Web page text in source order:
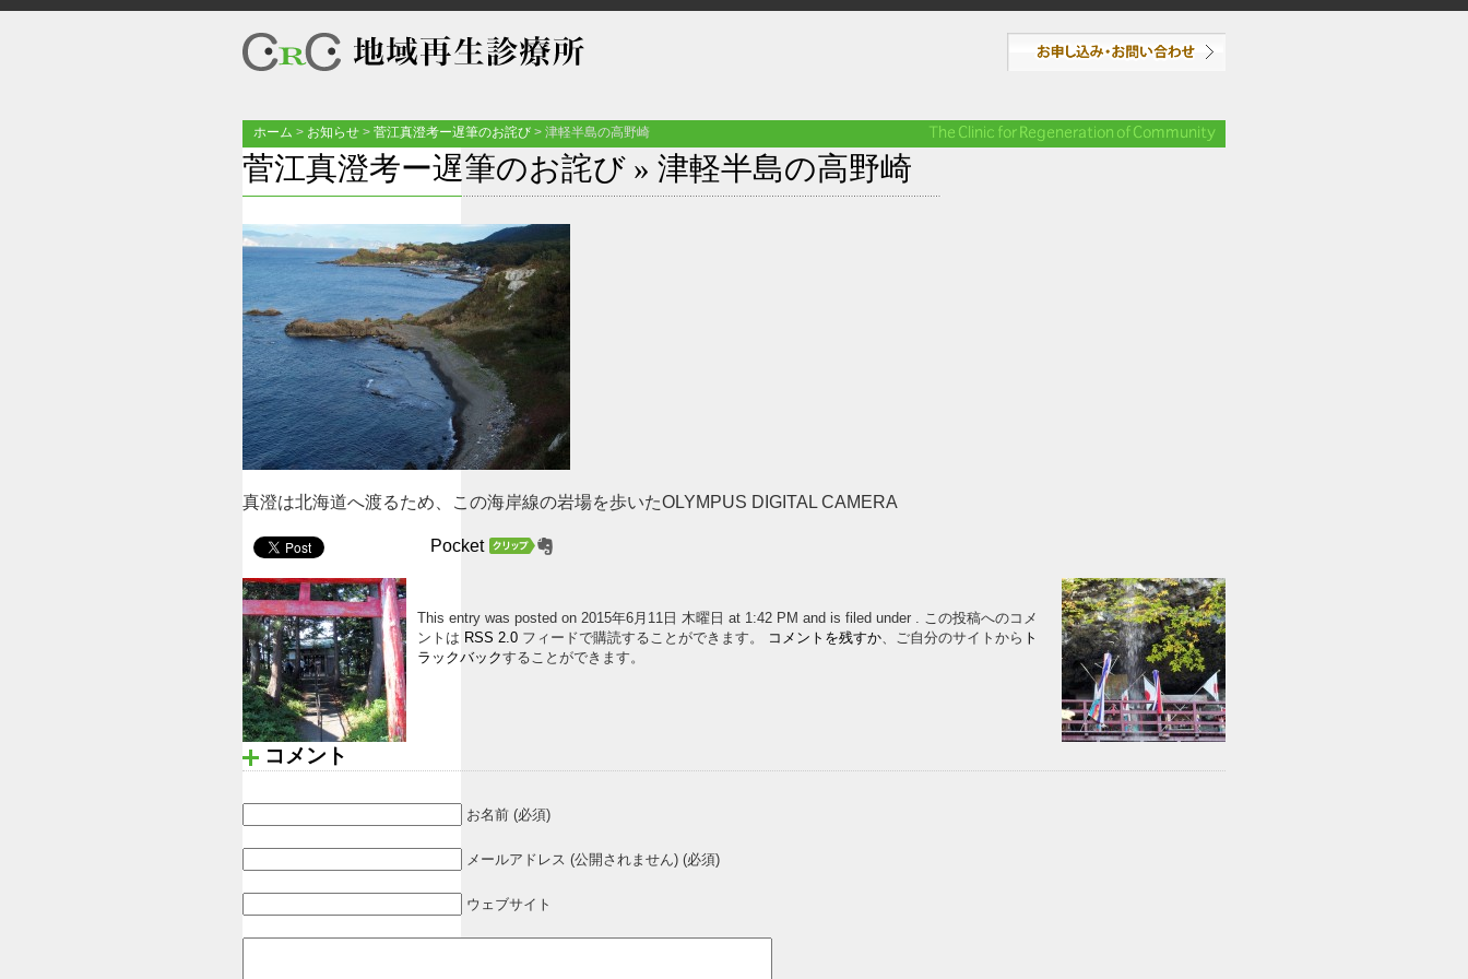
ホーム > お知らせ > 菅江真澄考ー遅筆のお詫び > 津軽半島の高野崎
菅江真澄考ー遅筆のお詫び » 津軽半島の高野崎
真澄は北海道へ渡るため、この海岸線の岩場を歩いたOLYMPUS DIGITAL CAMERA
Pocket
This entry was posted on 2015年6月11日 木曜日 at 1:42 PM and is filed under . この投稿へのコメ
ントは RSS 2.0 フィードで購読することができます。 コメントを残すか、ご自分のサイトから ト
ラックバックすることができます。
コメント
お名前 (必須)
メールアドレス (公開されません) (必須)
ウェブサイト